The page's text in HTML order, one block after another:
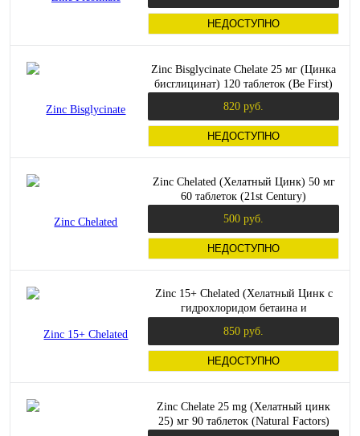
НЕДОСТУПНО
Zinc Bisglycinate Chelate 25 мг (Цинка
бисглицинат) 120 таблеток (Be First)
820 руб.
НЕДОСТУПНО
Zinc Chelated (Хелатный Цинк) 50 мг
60 таблеток (21st Century)
500 руб.
НЕДОСТУПНО
Zinc 15+ Chelated (Хелатный Цинк с
гидрохлоридом бетаина и
микроэлементами) 100 таблеток (KAL)
850 руб.
НЕДОСТУПНО
Zinc Chelate 25 mg (Хелатный цинк
25) мг 90 таблеток (Natural Factors)